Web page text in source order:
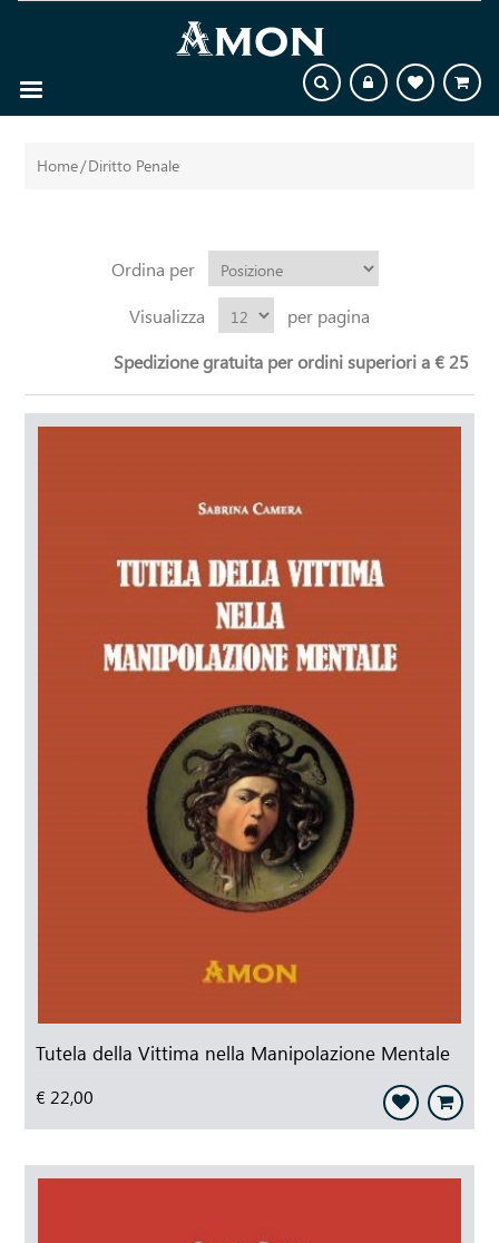
Home/Diritto Penale
Ordina per
Visualizza
per pagina
Spedizione gratuita per ordini superiori a € 25
Tutela della Vittima nella Manipolazione Mentale
€ 22,00